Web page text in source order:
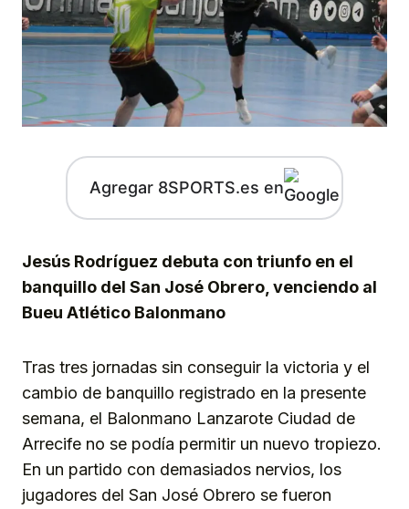
Agregar 8SPORTS.es en
Jesús Rodríguez debuta con triunfo en el
banquillo del San José Obrero, venciendo al
Bueu Atlético Balonmano
Tras tres jornadas sin conseguir la victoria y el
cambio de banquillo registrado en la presente
semana, el Balonmano Lanzarote Ciudad de
Arrecife no se podía permitir un nuevo tropiezo.
En un partido con demasiados nervios, los
jugadores del San José Obrero se fueron